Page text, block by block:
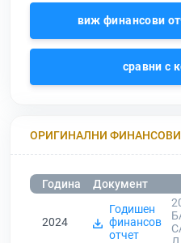
виж финансови
сравни с
ОРИГИНАЛНИ ФИНАНСОВИ
Година Документ
2024
Годишен
финансов
отчет